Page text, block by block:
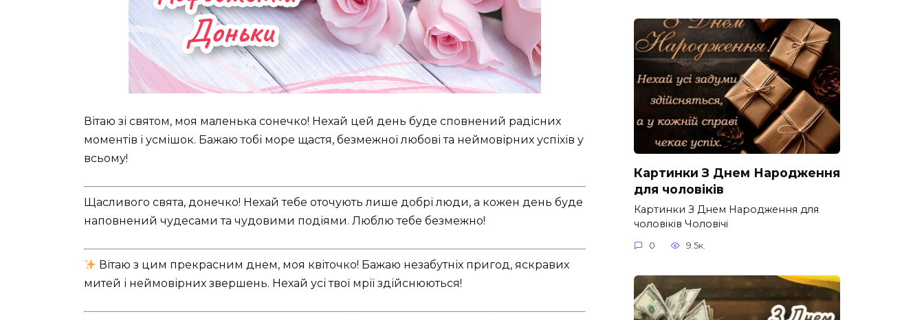
Вітаю зі святом, моя маленька сонечко! Нехай цей день буде сповнений радісних
моментів і усмішок. Бажаю тобі море щастя, безмежної любові та неймовірних успіхів у
всьому!
Щасливого свята, донечко! Нехай тебе оточують лише добрі люди, а кожен день буде
наповнений чудесами та чудовими подіями. Люблю тебе безмежно!
Вітаю з цим прекрасним днем, моя квіточко! Бажаю незабутніх пригод, яскравих
митей і неймовірних звершень. Нехай усі твої мрії здійснюються!
Картинки З Днем Народження
для чоловіків​
Картинки З Днем Народження для
чоловіків​ Чоловічі
0 9.5к.